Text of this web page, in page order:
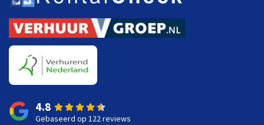
4.8
Gebaseerd op 122 reviews